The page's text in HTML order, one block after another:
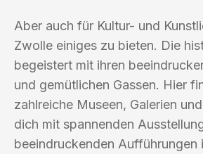
Aber auch für Kultur- und
Zwolle einiges zu bieten. Die
begeistert mit ihren
und gemütlichen Gassen. Hier
zahlreiche Museen, Galerien
dich mit spannenden
beeindruckenden Aufführungen